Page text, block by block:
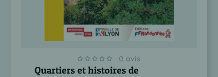
0 avis
Quartiers et histoires de